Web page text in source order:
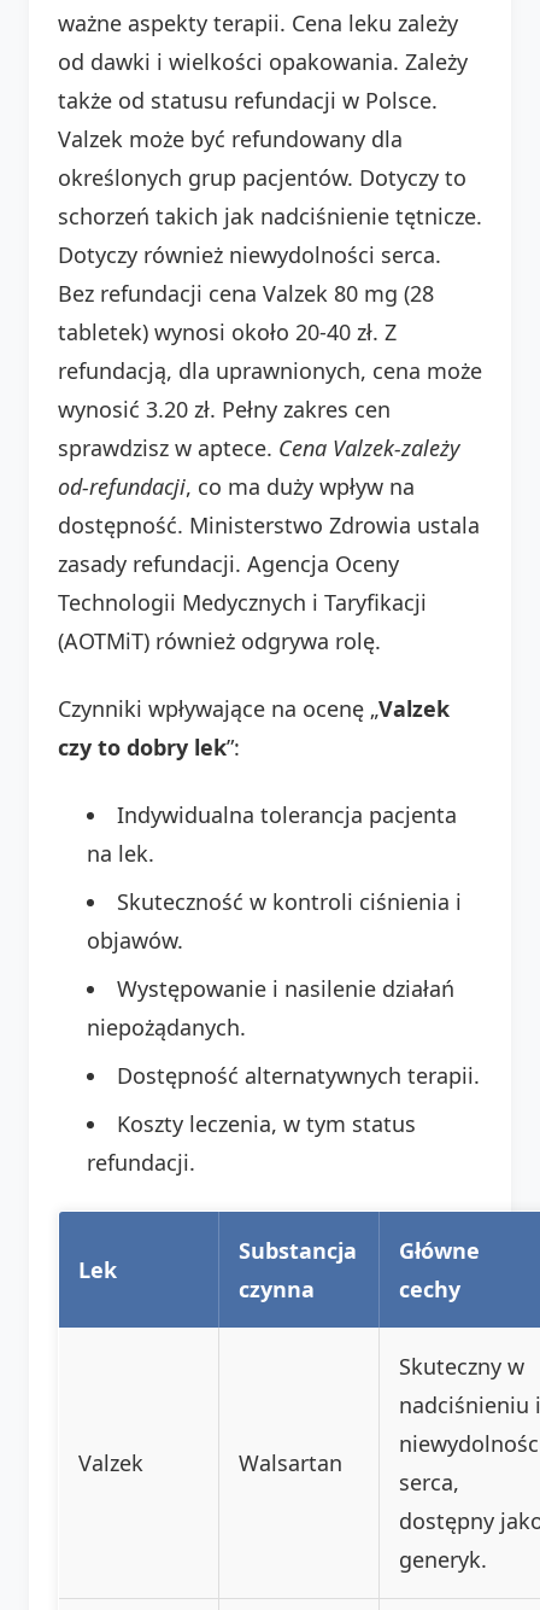
ważne aspekty terapii. Cena leku zależy
od dawki i wielkości opakowania. Zależy
także od statusu refundacji w Polsce.
Valzek może być refundowany dla
określonych grup pacjentów. Dotyczy to
schorzeń takich jak nadciśnienie tętnicze.
Dotyczy również niewydolności serca.
Bez refundacji cena Valzek 80 mg (28
tabletek) wynosi około 20-40 zł. Z
refundacją, dla uprawnionych, cena może
wynosić 3.20 zł. Pełny zakres cen
sprawdzisz w aptece. Cena Valzek-zależy
od-refundacji, co ma duży wpływ na
dostępność. Ministerstwo Zdrowia ustala
zasady refundacji. Agencja Oceny
Technologii Medycznych i Taryfikacji
(AOTMiT) również odgrywa rolę.
Czynniki wpływające na ocenę „Valzek
czy to dobry lek”:
Indywidualna tolerancja pacjenta
na lek.
Skuteczność w kontroli ciśnienia i
objawów.
Występowanie i nasilenie działań
niepożądanych.
Dostępność alternatywnych terapii.
Koszty leczenia, w tym status
refundacji.
Lek
Substancja
czynna
Główne
cechy
Valzek Walsartan
Skuteczny w
nadciśnieniu i
serca,
dostępny
generyk.